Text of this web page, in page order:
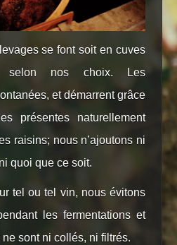
se font soit en cuves
selon nos choix. Les
et démarrent grâce
présentes naturellement
raisins; nous n’ajoutons ni
quoi que ce soit.
tel ou tel vin, nous évitons
les fermentations et
sont ni collés, ni filtrés.